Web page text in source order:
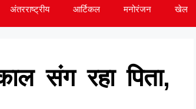
अंतरराष्ट्रीय आर्टिकल मनोरंजन खेल
संग रहा पिता,